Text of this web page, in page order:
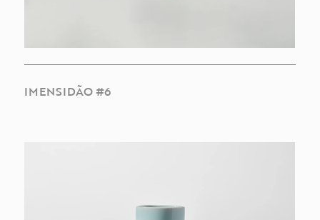
IMENSIDÃO #6